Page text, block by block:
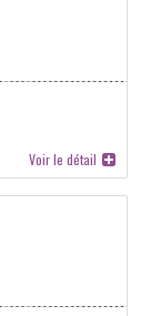
Voir le détail